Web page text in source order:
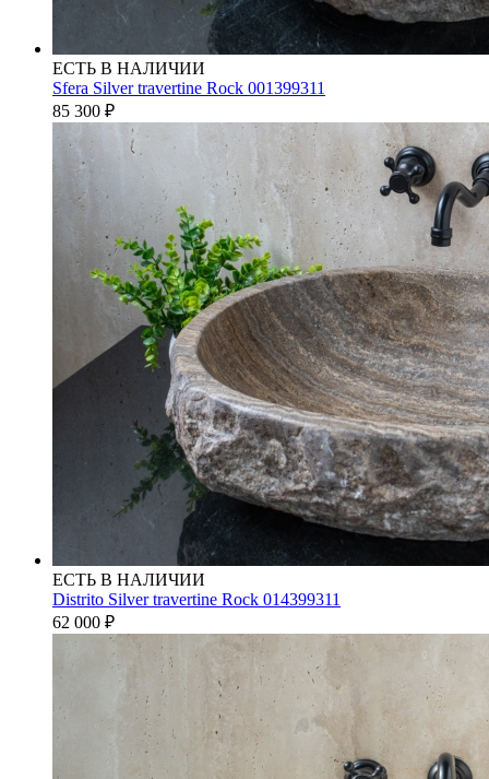
ЕСТЬ В НАЛИЧИИ
Sfera Silver travertine Rock 001399311
85 300 ₽
ЕСТЬ В НАЛИЧИИ
Distrito Silver travertine Rock 014399311
62 000 ₽